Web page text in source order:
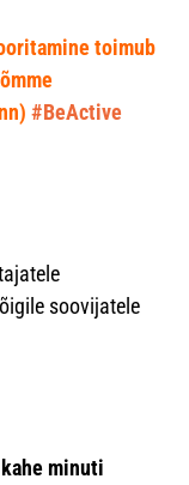
toimub
#BeActive
soovijatele
minuti